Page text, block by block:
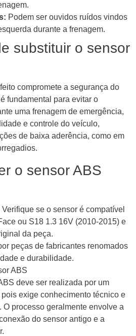
Podem ser ouvidos ruídos vindos
durante a frenagem.
substituir o sensor
compromete a segurança do
fundamental para evitar o
uma frenagem de emergência,
e controle do veículo,
de baixa aderência, como em
o sensor ABS
Verifique se o sensor é compatível
ou S18 1.3 16V (2010-2015) e
da peça.
peças de fabricantes renomados
e durabilidade.
ABS
deve ser realizada por um
exige conhecimento técnico e
O processo geralmente envolve a
do sensor antigo e a